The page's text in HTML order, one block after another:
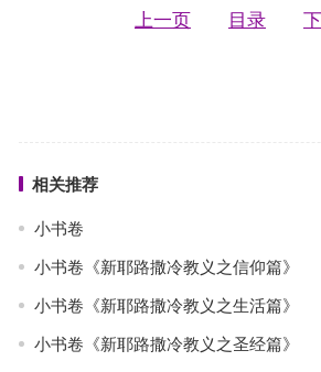
上一页 目录
相关推荐
小书卷
小书卷《新耶路撒冷教义之信仰篇》
小书卷《新耶路撒冷教义之生活篇》
小书卷《新耶路撒冷教义之圣经篇》